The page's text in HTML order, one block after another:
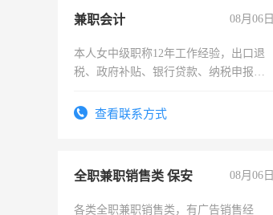
兼职会计 08月06日
本人女中级职称12年工作经验，出口退
税、政府补贴、银行贷款、纳税申报、
务，财务咨询等业务。欲求兼职会计工
查看联系方式
全职兼职销售类 保安 08月06日
各类全职兼职销售类，有广告销售经